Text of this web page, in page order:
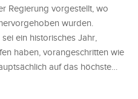
Regierung vorgestellt, wo
wurden.
ein historisches Jahr,
haben, vorangeschritten wie
auf das höchste…